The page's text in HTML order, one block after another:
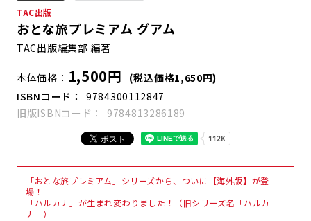
TAC出版
おとな旅プレミアム グアム
TAC出版編集部 編著
本体価格 1,500円
(税込価格1,650円)
ISBNコード
9784300112847
旧版ISBNコード
9784813286189
「おとな旅プレミアム」シリーズから、ついに【海外版】が登
場！
「ハルカナ」が生まれ変わりました！（旧シリーズ名「ハルカ
ナ」）